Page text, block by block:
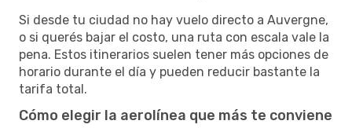
Si desde tu ciudad no hay vuelo directo a Auvergne,
o si querés bajar el costo, una ruta con escala vale la
pena. Estos itinerarios suelen tener más opciones de
horario durante el día y pueden reducir bastante la
tarifa total.
Cómo elegir la aerolínea que más te conviene